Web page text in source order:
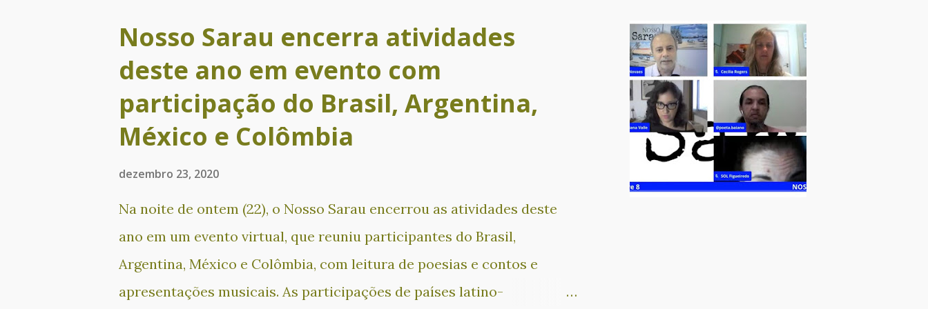
Nosso Sarau encerra atividades
deste ano em evento com
participação do Brasil, Argentina,
México e Colômbia
dezembro 23, 2020
Na noite de ontem (22), o Nosso Sarau encerrou as atividades deste
ano em um evento virtual, que reuniu participantes do Brasil,
Argentina, México e Colômbia, com leitura de poesias e contos e
apresentações musicais. As participações de países latino-